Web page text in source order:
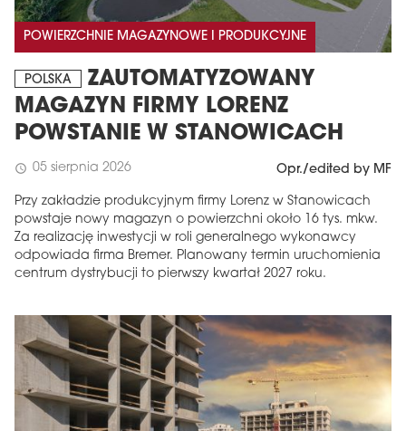
POWIERZCHNIE MAGAZYNOWE I PRODUKCYJNE
POLSKA
ZAUTOMATYZOWANY
MAGAZYN FIRMY LORENZ
POWSTANIE W STANOWICACH
schedule 05 sierpnia 2026 Opr./edited by MF
Przy zakładzie produkcyjnym firmy Lorenz w Stanowicach
powstaje nowy magazyn o powierzchni około 16 tys. mkw.
Za realizację inwestycji w roli generalnego wykonawcy
odpowiada firma Bremer. Planowany termin uruchomienia
centrum dystrybucji to pierwszy kwartał 2027 roku.